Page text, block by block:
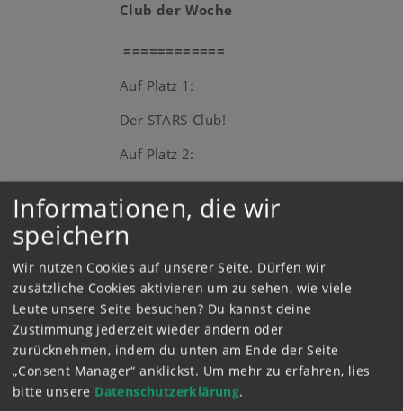
Club der Woche
============
Auf Platz 1:
Der STARS-Club!
Auf Platz 2:
Auf Platz 3:
Pferde-Witz
Informationen, die wir
speichern
Wir nutzen Cookies auf unserer Seite. Dürfen wir
zusätzliche Cookies aktivieren um zu sehen, wie viele
Leute unsere Seite besuchen? Du kannst deine
Zustimmung jederzeit wieder ändern oder
zurücknehmen, indem du unten am Ende der Seite
„Consent Manager“ anklickst. Um mehr zu erfahren, lies
bitte unsere Datenschutzerklärung.